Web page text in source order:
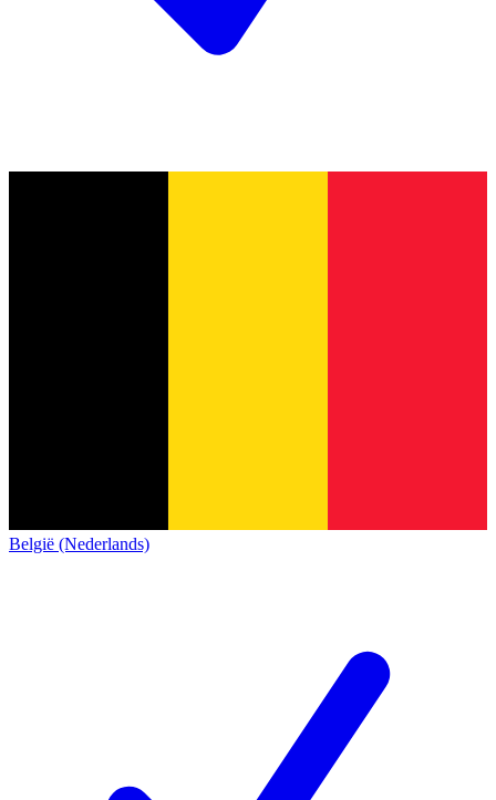
België (Nederlands)